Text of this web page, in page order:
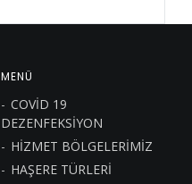
MENÜ
COVİD 19
DEZENFEKSİYON
HİZMET BÖLGELERİMİZ
HAŞERE TÜRLERİ